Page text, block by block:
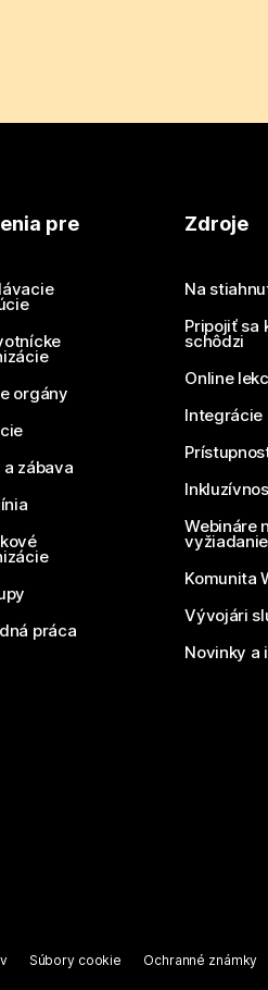
pre
orgány
zábava
práca
Zdroje
Na
Pripojiť sa
schôdzi
Online
Integrácie
Webináre
vyžiadanie
Komunita
Vývojári
Novinky a
Súbory cookie Ochranné známky